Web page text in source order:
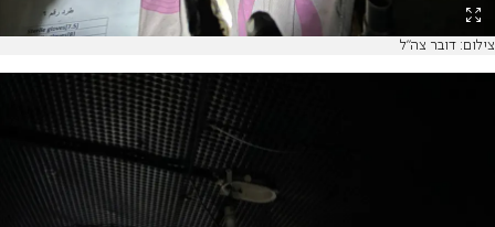
צילום: דובר צה"ל